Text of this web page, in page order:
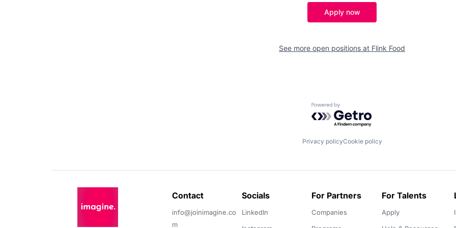
Apply now
See more open positions at Flink Food
Powered by Getro.com
Privacy policyCookie policy
Contact
info@joinimagine.co
m
Socials
LinkedIn
For Partners
Companies
For Talents
Apply